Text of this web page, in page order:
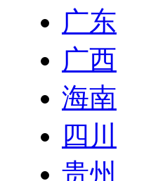
广东
广西
海南
四川
贵州